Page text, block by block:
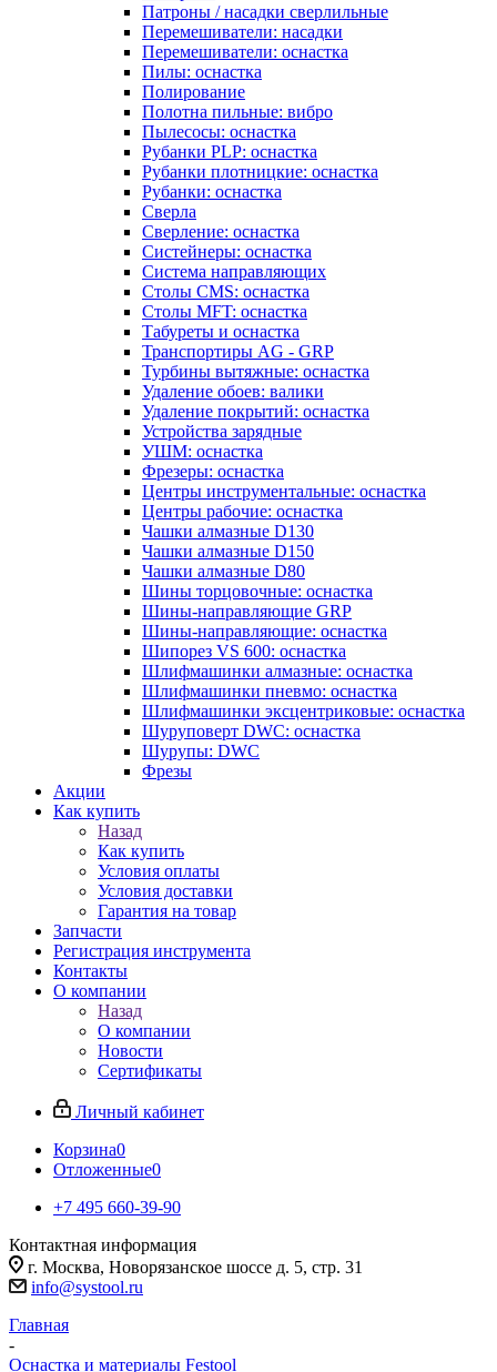
Патроны / насадки сверлильные
Перемешиватели: насадки
Перемешиватели: оснастка
Пилы: оснастка
Полирование
Полотна пильные: вибро
Пылесосы: оснастка
Рубанки PLP: оснастка
Рубанки плотницкие: оснастка
Рубанки: оснастка
Сверла
Сверление: оснастка
Систейнеры: оснастка
Система направляющих
Столы CMS: оснастка
Столы MFT: оснастка
Табуреты и оснастка
Транспортиры AG - GRP
Турбины вытяжные: оснастка
Удаление обоев: валики
Удаление покрытий: оснастка
Устройства зарядные
УШМ: оснастка
Фрезеры: оснастка
Центры инструментальные: оснастка
Центры рабочие: оснастка
Чашки алмазные D130
Чашки алмазные D150
Чашки алмазные D80
Шины торцовочные: оснастка
Шины-направляющие GRP
Шины-направляющие: оснастка
Шипорез VS 600: оснастка
Шлифмашинки алмазные: оснастка
Шлифмашинки пневмо: оснастка
Шлифмашинки эксцентриковые: оснастка
Шуруповерт DWC: оснастка
Шурупы: DWC
Фрезы
Акции
Как купить
Назад
Как купить
Условия оплаты
Условия доставки
Гарантия на товар
Запчасти
Регистрация инструмента
Контакты
О компании
Назад
О компании
Новости
Сертификаты
Личный кабинет
Корзина0
Отложенные0
+7 495 660-39-90
Контактная информация
г. Москва, Новорязанское шоссе д. 5, стр. 31
info@systool.ru
Главная
-
Оснастка и материалы Festool